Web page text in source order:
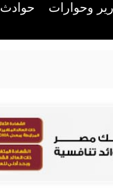
وحوارات حوادث